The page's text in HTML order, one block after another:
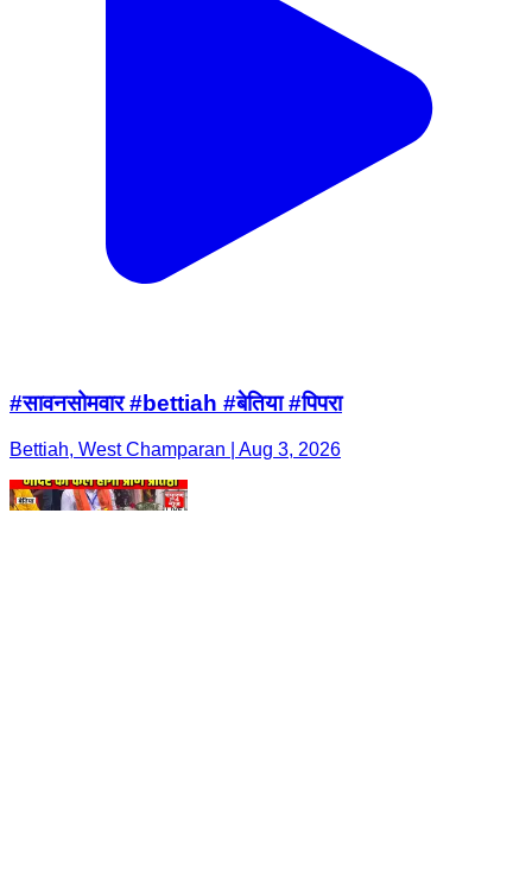
#सावनसोमवार #bettiah #बेतिया #पिपरा
Bettiah, West Champaran | Aug 3, 2026